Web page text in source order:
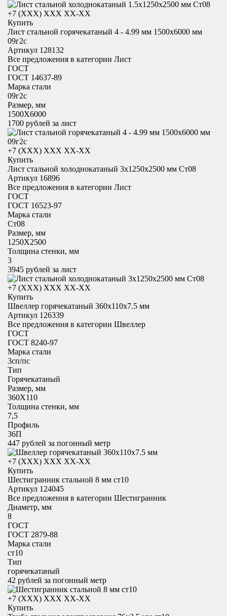
+7 (XXX) ХХХ ХХ-ХХ
Купить
Лист стальной горячекатаный 4 - 4.99 мм 1500x6000 мм
09г2с
Артикул 128132
Все предложения в категории Лист
ГОСТ
ГОСТ 14637-89
Марка стали
09г2с
Размер, мм
1500X6000
1700 рублей за лист
+7 (XXX) ХХХ ХХ-ХХ
Купить
Лист стальной холоднокатаный 3х1250x2500 мм Ст08
Артикул 16896
Все предложения в категории Лист
ГОСТ
ГОСТ 16523-97
Марка стали
Ст08
Размер, мм
1250X2500
Толщина стенки, мм
3
3945 рублей за лист
+7 (XXX) ХХХ ХХ-ХХ
Купить
Швеллер горячекатаный 360x110х7.5 мм
Артикул 126339
Все предложения в категории Швеллер
ГОСТ
ГОСТ 8240-97
Марка стали
3сп/пс
Тип
Горячекатаный
Размер, мм
360X110
Толщина стенки, мм
7,5
Профиль
36П
447 рублей за погонный метр
+7 (XXX) ХХХ ХХ-ХХ
Купить
Шестигранник стальной 8 мм ст10
Артикул 124045
Все предложения в категории Шестигранник
Диаметр, мм
8
ГОСТ
ГОСТ 2879-88
Марка стали
ст10
Тип
горячекатаный
42 рублей за погонный метр
+7 (XXX) ХХХ ХХ-ХХ
Купить